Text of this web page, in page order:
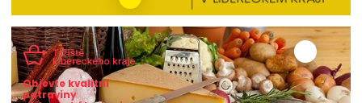
Objevte kvalitní
potraviny